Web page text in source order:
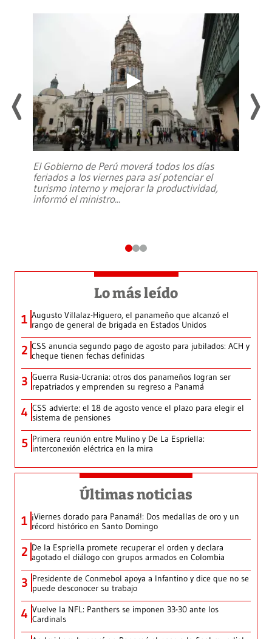
El Gobierno de Perú moverá todos los días
feriados a los viernes para así potenciar el
turismo interno y mejorar la productividad,
informó el ministro...
Lo más leído
1 Augusto Villalaz-Higuero, el panameño que alcanzó el
rango de general de brigada en Estados Unidos
2 CSS anuncia segundo pago de agosto para jubilados: ACH y
cheque tienen fechas definidas
3 Guerra Rusia-Ucrania: otros dos panameños logran ser
repatriados y emprenden su regreso a Panamá
4 CSS advierte: el 18 de agosto vence el plazo para elegir el
sistema de pensiones
5 Primera reunión entre Mulino y De La Espriella:
interconexión eléctrica en la mira
Últimas noticias
1 ¡Viernes dorado para Panamá!: Dos medallas de oro y un
récord histórico en Santo Domingo
2 De la Espriella promete recuperar el orden y declara
agotado el diálogo con grupos armados en Colombia
3 Presidente de Conmebol apoya a Infantino y dice que no se
puede desconocer su trabajo
4 Vuelve la NFL: Panthers se imponen 33-30 ante los
Cardinals